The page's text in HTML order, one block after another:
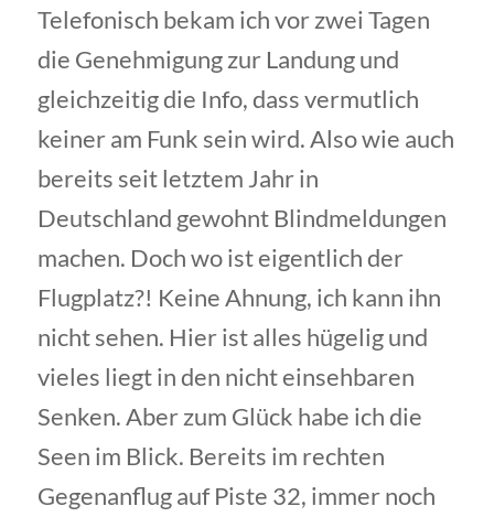
Telefonisch bekam ich vor zwei Tagen
die Genehmigung zur Landung und
gleichzeitig die Info, dass vermutlich
keiner am Funk sein wird. Also wie auch
bereits seit letztem Jahr in
Deutschland gewohnt Blindmeldungen
machen. Doch wo ist eigentlich der
Flugplatz?! Keine Ahnung, ich kann ihn
nicht sehen. Hier ist alles hügelig und
vieles liegt in den nicht einsehbaren
Senken. Aber zum Glück habe ich die
Seen im Blick. Bereits im rechten
Gegenanflug auf Piste 32, immer noch